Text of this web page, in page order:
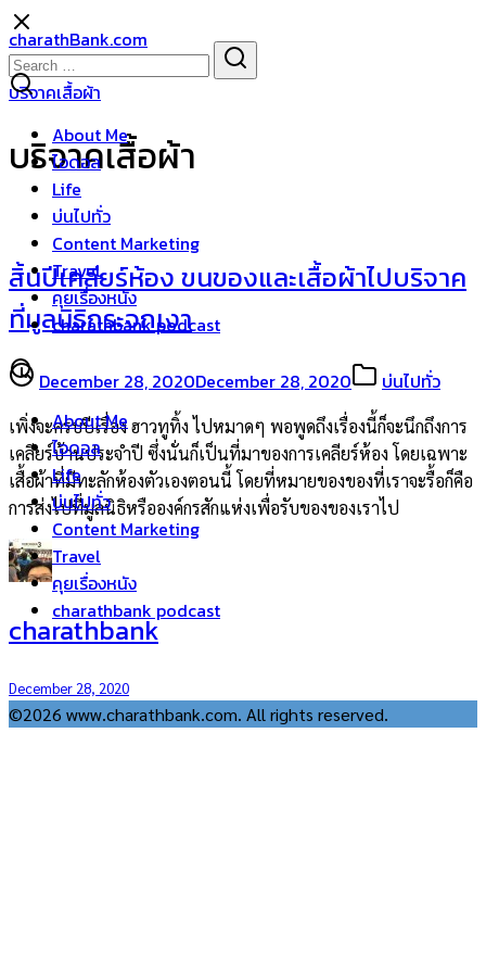
Skip
to
content
charathBank.com
About Me
ไอดอล
Life
บ่นไปทั่ว
Content Marketing
Travel
คุยเรื่องหนัง
charathbank podcast
About Me
ไอดอล
Life
บ่นไปทั่ว
Content Marketing
Travel
คุยเรื่องหนัง
charathbank podcast
Search
for:
บริจาคเสื้อผ้า
บริจาคเสื้อผ้า
สิ้นปีเคลียร์ห้อง ขนของและเสื้อผ้าไปบริจาค
ที่มูลนิธิกระจกเงา
December 28, 2020December 28, 2020 บ่นไปทั่ว
เพิ่งจะครบปีเรื่อง ฮาวทูทิ้ง ไปหมาดๆ พอพูดถึงเรื่องนี้ก็จะนึกถึงการ
เคลียร์บ้านประจำปี ซึ่งนั่นก็เป็นที่มาของการเคลียร์ห้อง โดยเฉพาะ
เสื้อผ้าที่มีทะลักห้องตัวเองตอนนี้ โดยที่หมายของของที่เราจะรื้อก็คือ
การส่งไปที่มูลนิธิหรือองค์กรสักแห่งเพื่อรับของของเราไป
charathbank
December 28, 2020
©2026 www.charathbank.com. All rights reserved.